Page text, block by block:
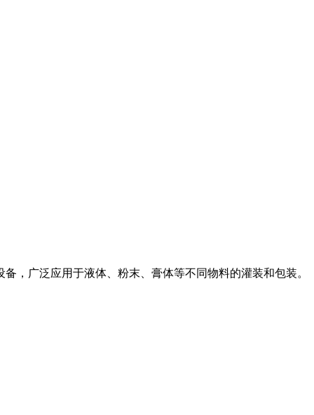
，广泛应用于液体、粉末、膏体等不同物料的灌装和包装。